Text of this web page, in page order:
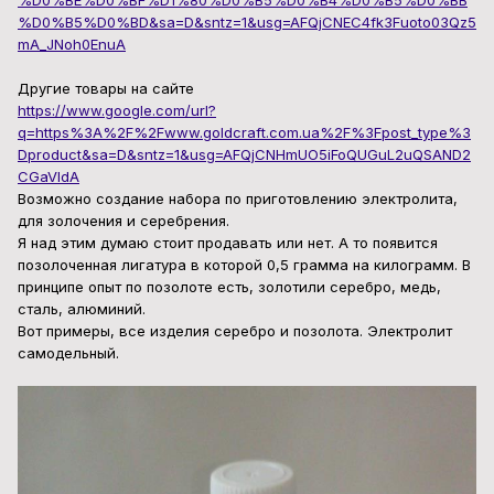
%D0%B5%D0%BD&sa=D&sntz=1&usg=AFQjCNEC4fk3Fuoto03Qz5
mA_JNoh0EnuA
Другие товары на сайте
https://www.google.com/url?
q=https%3A%2F%2Fwww.goldcraft.com.ua%2F%3Fpost_type%3
Dproduct&sa=D&sntz=1&usg=AFQjCNHmUO5iFoQUGuL2uQSAND2
CGaVldA
Возможно создание набора по приготовлению электролита,
для золочения и серебрения.
Я над этим думаю стоит продавать или нет. А то появится
позолоченная лигатура в которой 0,5 грамма на килограмм. В
принципе опыт по позолоте есть, золотили серебро, медь,
сталь, алюминий.
Вот примеры, все изделия серебро и позолота. Электролит
самодельный.